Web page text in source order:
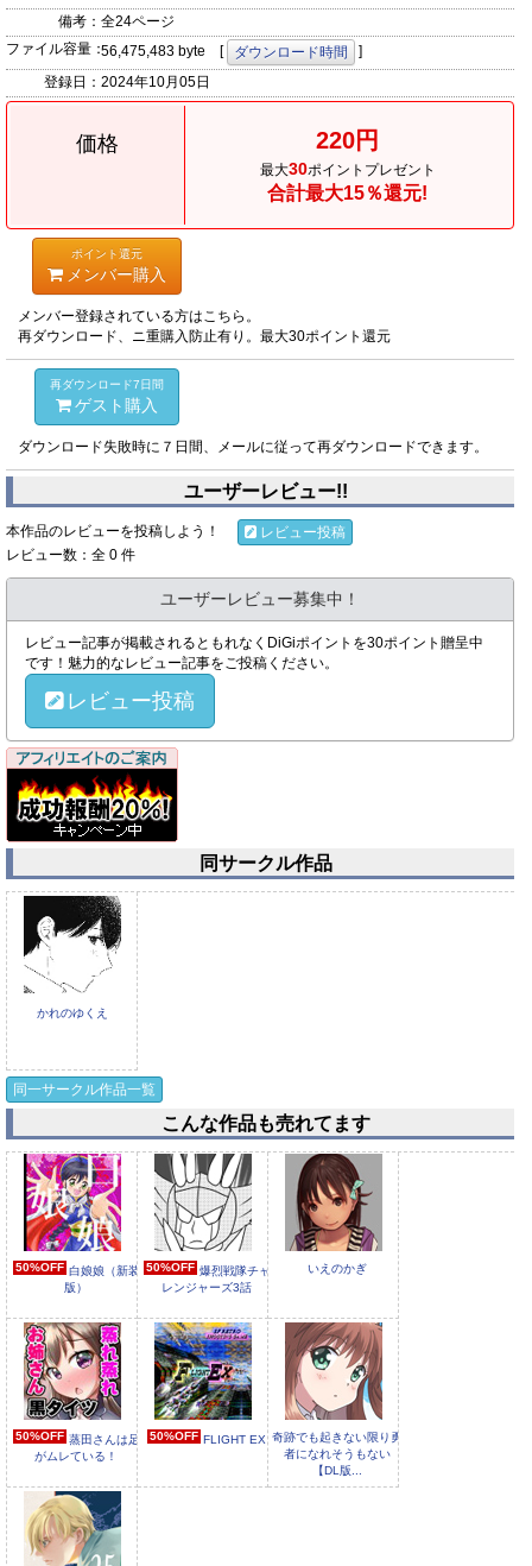
備考： 全24ページ
ファイル容量：56,475,483 byte [ ダウンロード時間
]
登録日： 2024年10月05日
価格 220円
最大30ポイントプレゼント
合計最大15％還元!
ポイント還元
メンバー購入
メンバー登録されている方はこちら。
再ダウンロード、ニ重購入防止有り。最大30ポイント還元
再ダウンロード7日間
ゲスト購入
ダウンロード失敗時に７日間、メールに従って再ダウンロードできます。
ユーザーレビュー!!
本作品のレビューを投稿しよう！
レビュー投稿
レビュー数：全 0 件
ユーザーレビュー募集中！
レビュー記事が掲載されるともれなくDiGiポイントを30ポイント贈呈中
です！魅力的なレビュー記事をご投稿ください。
レビュー投稿
同サークル作品
かれのゆくえ
同一サークル作品一覧
こんな作品も売れてます
50%OFF 白娘娘（新装
版）
50%OFF 爆烈戦隊チャ
レンジャーズ3話
いえのかぎ
50%OFF 蒸田さんは足
がムレている！
50%OFF FLIGHT EX 奇跡でも起きない限り勇
者になれそうもない
【DL版...